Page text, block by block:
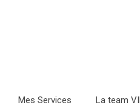
Mes Services La team